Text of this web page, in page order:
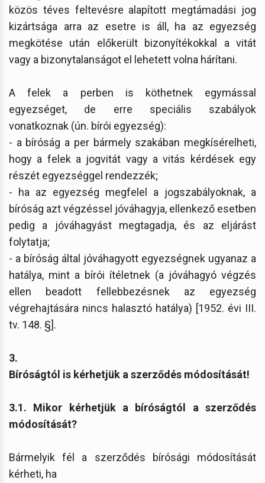
közös téves feltevésre alapított megtámadási jog
kizártsága arra az esetre is áll, ha az egyezség
megkötése után előkerült bizonyítékokkal a vitát
vagy a bizonytalanságot el lehetett volna hárítani.
A felek a perben is köthetnek egymással
egyezséget, de erre speciális szabályok
vonatkoznak (ún. bírói egyezség):
- a bíróság a per bármely szakában megkísérelheti,
hogy a felek a jogvitát vagy a vitás kérdések egy
részét egyezséggel rendezzék;
- ha az egyezség megfelel a jogszabályoknak, a
bíróság azt végzéssel jóváhagyja, ellenkező esetben
pedig a jóváhagyást megtagadja, és az eljárást
folytatja;
- a bíróság által jóváhagyott egyezségnek ugyanaz a
hatálya, mint a bírói ítéletnek (a jóváhagyó végzés
ellen beadott fellebbezésnek az egyezség
végrehajtására nincs halasztó hatálya) [1952. évi III.
tv. 148. §].
3.
Bíróságtól is kérhetjük a szerződés módosítását!
3.1. Mikor kérhetjük a bíróságtól a szerződés
módosítását?
Bármelyik fél a szerződés bírósági módosítását
kérheti, ha